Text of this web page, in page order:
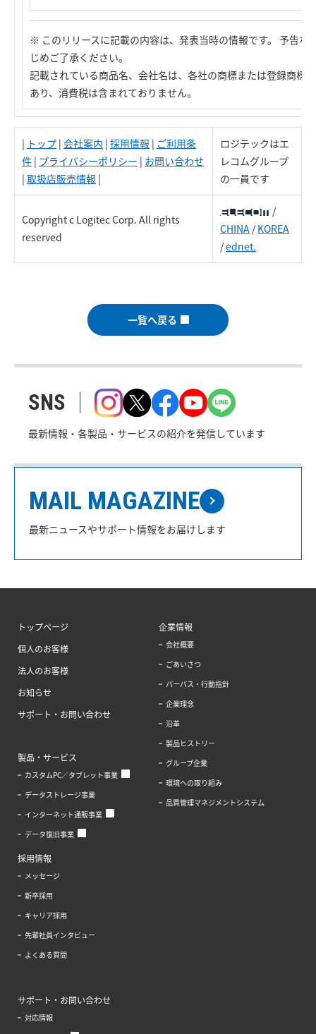
※ このリリースに記載の内容は、発表当時の情報です。 予告な
じめご了承ください。
記載されている商品名、会社名は、各社の商標または登録商標
あり、消費税は含まれておりません。
| トップ | 会社案内 | 採用情報 | ご利用条
件 | プライバシーポリシー | お問い合わせ
| 取扱店販売情報 |
ロジテックはエ
レコムグループ
の一員です
Copyright c Logitec Corp. All rights
reserved
/
CHINA /KOREA
/ednet.
一覧へ戻る
SNS
最新情報・各製品・サービスの紹介を発信しています
MAIL MAGAZINE
最新ニュースやサポート情報をお届けします
トップページ
個人のお客様
法人のお客様
お知らせ
サポート・お問い合わせ
製品・サービス
カスタムPC／タブレット事業
データストレージ事業
インターネット通販事業
データ復旧事業
企業情報
会社概要
ごあいさつ
パーパス・行動指針
企業理念
沿革
製品ヒストリー
グループ企業
環境への取り組み
品質管理マネジメントシステム
採用情報
メッセージ
新卒採用
キャリア採用
先輩社員インタビュー
よくある質問
サポート・お問い合わせ
対応情報